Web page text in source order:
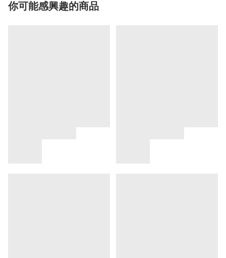
你可能感興趣的商品